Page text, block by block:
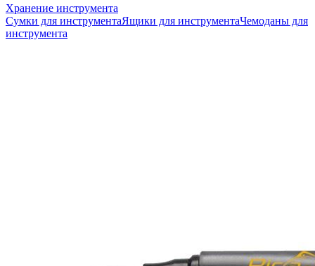
Хранение инструмента
Сумки для инструментаЯщики для инструментаЧемоданы для
инструмента